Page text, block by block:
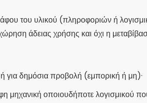
του υλικού (πληροφοριών ή
άδειας χρήσης και όχι η
για δημόσια προβολή (εμπορική ή μη)·
μηχανική οποιουδήποτε λογισμικού